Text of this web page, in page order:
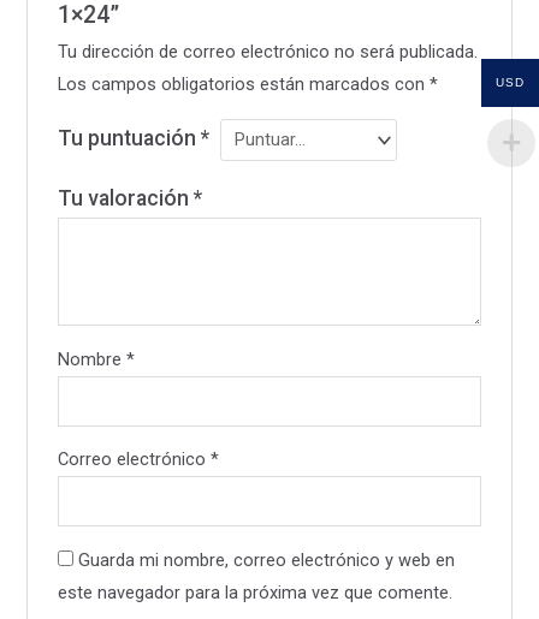
1×24”
Tu dirección de correo electrónico no será publicada.
Los campos obligatorios están marcados con *
Tu puntuación *
Tu valoración *
Nombre *
Correo electrónico *
Guarda mi nombre, correo electrónico y web en
este navegador para la próxima vez que comente.
USD